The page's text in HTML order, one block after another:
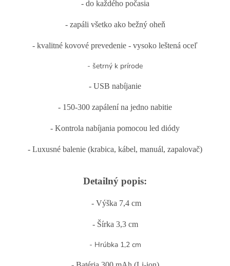
- do každého počasia
- zapáli všetko ako bežný oheň
- kvalitné kovové prevedenie - vysoko leštená oceľ
- šetrný k prírode
- USB nabíjanie
- 150-300 zapálení na jedno nabitie
- Kontrola nabíjania pomocou led diódy
- Luxusné balenie (krabica, kábel, manuál, zapalovač)
Detailný popis:
- Výška 7,4 cm
- Šírka 3,3 cm
- Hrúbka 1,2 cm